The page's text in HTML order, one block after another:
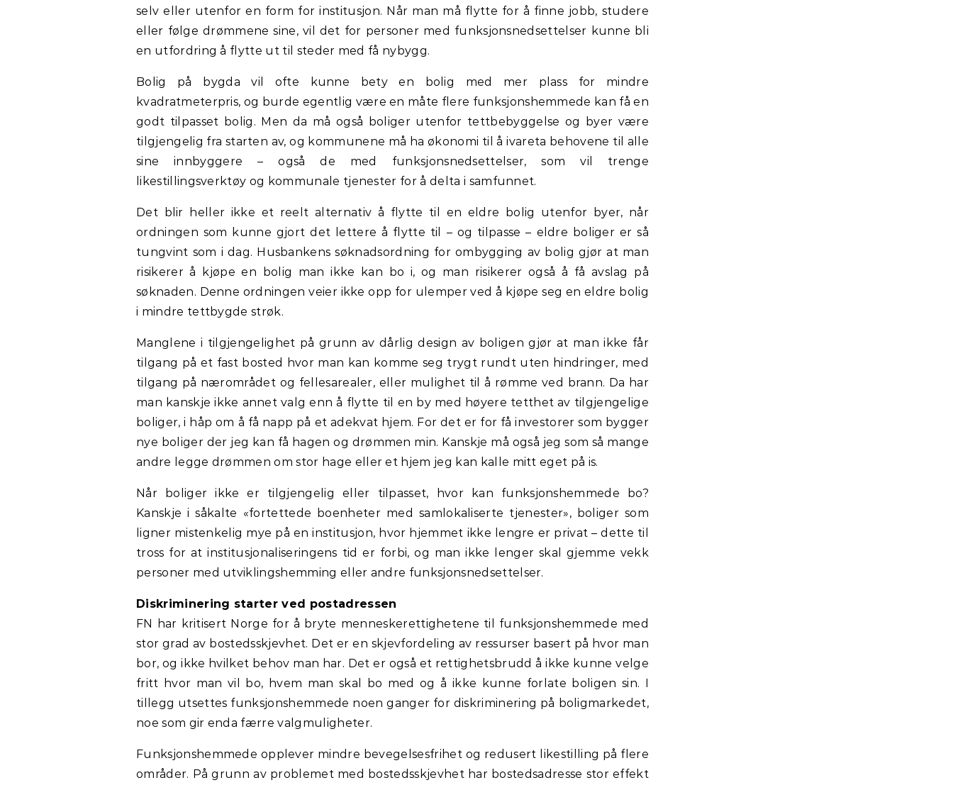
selv eller utenfor en form for institusjon. Når man må flytte for å finne jobb, studere
eller følge drømmene sine, vil det for personer med funksjonsnedsettelser kunne bli
en utfordring å flytte ut til steder med få nybygg.
Bolig på bygda vil ofte kunne bety en bolig med mer plass for mindre
kvadratmeterpris, og burde egentlig være en måte flere funksjonshemmede kan få en
godt tilpasset bolig. Men da må også boliger utenfor tettbebyggelse og byer være
tilgjengelig fra starten av, og kommunene må ha økonomi til å ivareta behovene til alle
sine innbyggere – også de med funksjonsnedsettelser, som vil trenge
likestillingsverktøy og kommunale tjenester for å delta i samfunnet.
Det blir heller ikke et reelt alternativ å flytte til en eldre bolig utenfor byer, når
ordningen som kunne gjort det lettere å flytte til – og tilpasse – eldre boliger er så
tungvint som i dag. Husbankens søknadsordning for ombygging av bolig gjør at man
risikerer å kjøpe en bolig man ikke kan bo i, og man risikerer også å få avslag på
søknaden. Denne ordningen veier ikke opp for ulemper ved å kjøpe seg en eldre bolig
i mindre tettbygde strøk.
Manglene i tilgjengelighet på grunn av dårlig design av boligen gjør at man ikke får
tilgang på et fast bosted hvor man kan komme seg trygt rundt uten hindringer, med
tilgang på nærområdet og fellesarealer, eller mulighet til å rømme ved brann. Da har
man kanskje ikke annet valg enn å flytte til en by med høyere tetthet av tilgjengelige
boliger, i håp om å få napp på et adekvat hjem. For det er for få investorer som bygger
nye boliger der jeg kan få hagen og drømmen min. Kanskje må også jeg som så mange
andre legge drømmen om stor hage eller et hjem jeg kan kalle mitt eget på is.
Når boliger ikke er tilgjengelig eller tilpasset, hvor kan funksjonshemmede bo?
Kanskje i såkalte «fortettede boenheter med samlokaliserte tjenester», boliger som
ligner mistenkelig mye på en institusjon, hvor hjemmet ikke lengre er privat – dette til
tross for at institusjonaliseringens tid er forbi, og man ikke lenger skal gjemme vekk
personer med utviklingshemming eller andre funksjonsnedsettelser.
Diskriminering starter ved postadressen
FN har kritisert Norge for å bryte menneskerettighetene til funksjonshemmede med
stor grad av bostedsskjevhet. Det er en skjevfordeling av ressurser basert på hvor man
bor, og ikke hvilket behov man har. Det er også et rettighetsbrudd å ikke kunne velge
fritt hvor man vil bo, hvem man skal bo med og å ikke kunne forlate boligen sin. I
tillegg utsettes funksjonshemmede noen ganger for diskriminering på boligmarkedet,
noe som gir enda færre valgmuligheter.
Funksjonshemmede opplever mindre bevegelsesfrihet og redusert likestilling på flere
områder. På grunn av problemet med bostedsskjevhet har bostedsadresse stor effekt